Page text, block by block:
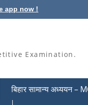
app now !
Examination.
बिहार सामान्य अध्ययन –